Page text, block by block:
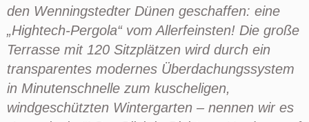
den WenningstedterDünen geschaffen: eine
„Hightech-Pergola“ vom Allerfeinsten! Die große
Terrasse mit 120 Sitzplätzen wird durch ein
transparentes modernes Überdachungssystem
in Minutenschnelle zum kuscheligen,
windgeschützten Wintergarten – nennen wir es